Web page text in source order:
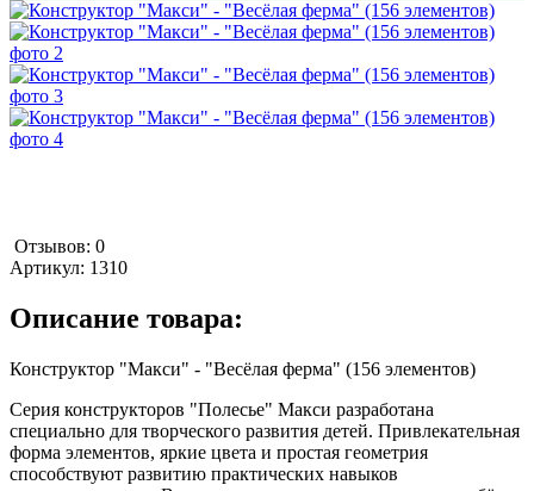
Отзывов: 0
Артикул: 1310
Описание товара:
Конструктор "Макси" - "Весёлая ферма" (156 элементов)
Серия конструкторов "Полесье" Макси разработана
специально для творческого развития детей. Привлекательная
форма элементов, яркие цвета и простая геометрия
способствуют развитию практических навыков